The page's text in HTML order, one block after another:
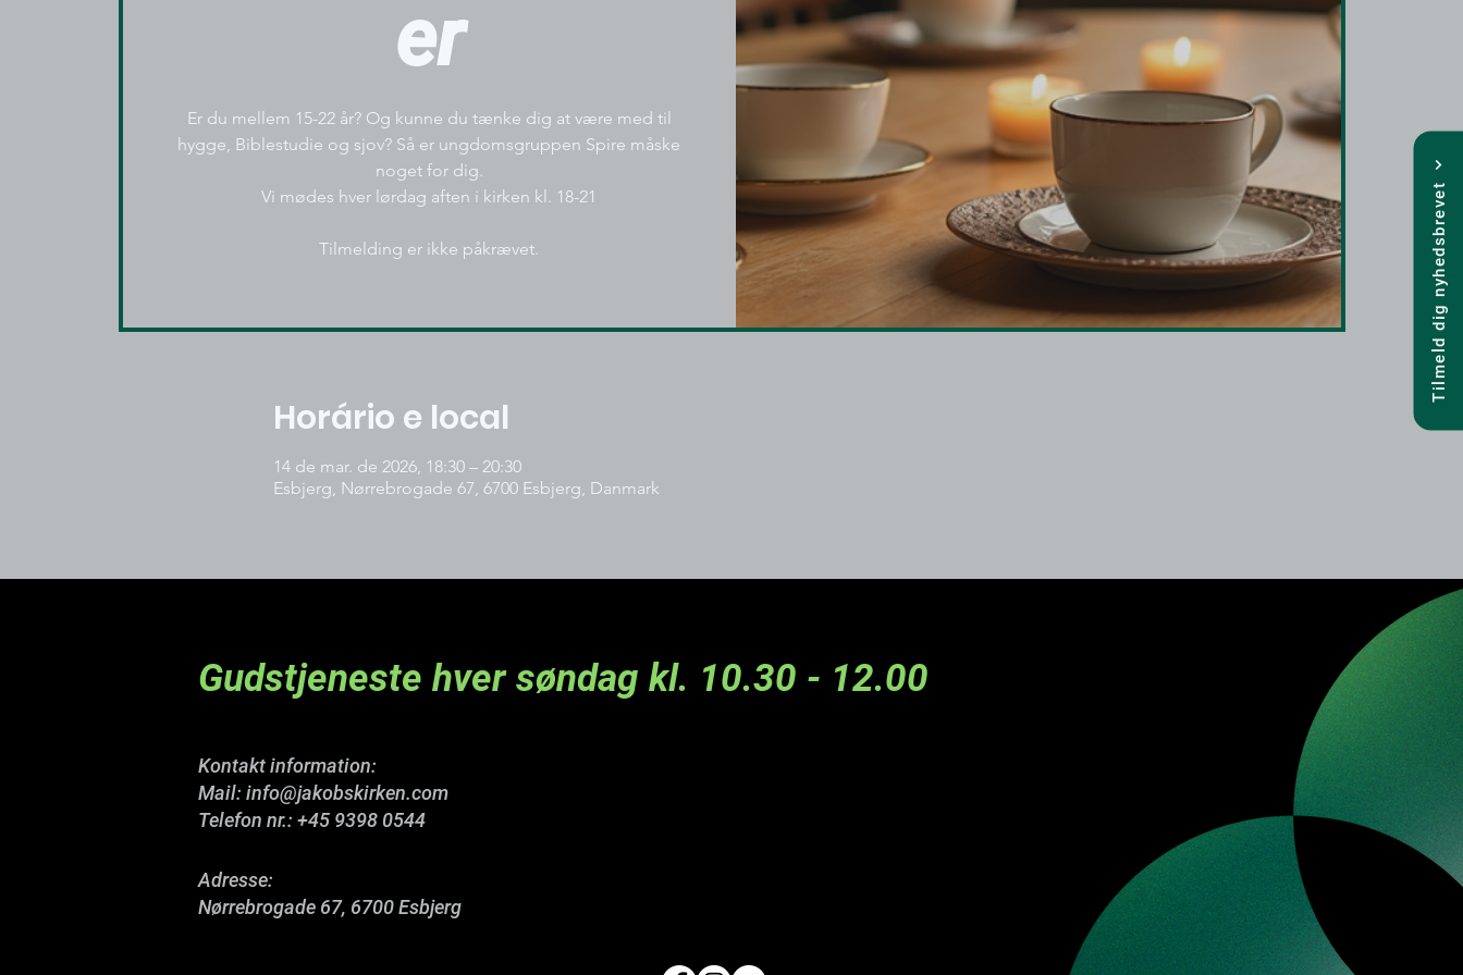
Tilmeld dig nyhedsbrevet
er
Er du mellem 15-22 år? Og kunne du tænke dig at være med til
hygge, Biblestudie og sjov? Så er ungdomsgruppen Spire måske
noget for dig.
Vi mødes hver lørdag aften i kirken kl. 18-21
Tilmelding er ikke påkrævet.
Horário e local
14 de mar. de 2026, 18:30 – 20:30
Esbjerg, Nørrebrogade 67, 6700 Esbjerg, Danmark
Gudstjeneste hver søndag kl. 10.30 - 12.00
Kontakt information:
Mail: info@jakobskirken.com
Telefon nr.: +45 9398 0544
Adresse:
Nørrebrogade 67, 6700 Esbjerg